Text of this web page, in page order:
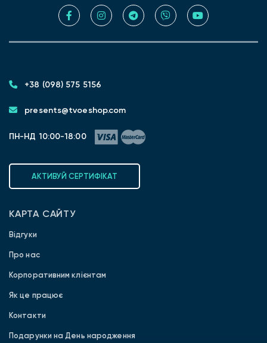
+38 (098) 575 5156
presents@tvoeshop.com
ПН-НД 10:00-18:00
АКТИВУЙ СЕРТИФІКАТ
КАРТА САЙТУ
Відгуки
Про нас
Корпоративним клієнтам
Як це працює
Контакти
Подарунки на День народження